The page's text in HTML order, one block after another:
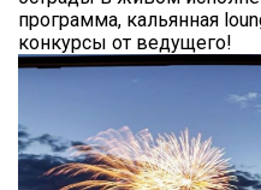
программа, кальянная
конкурсы от ведущего!